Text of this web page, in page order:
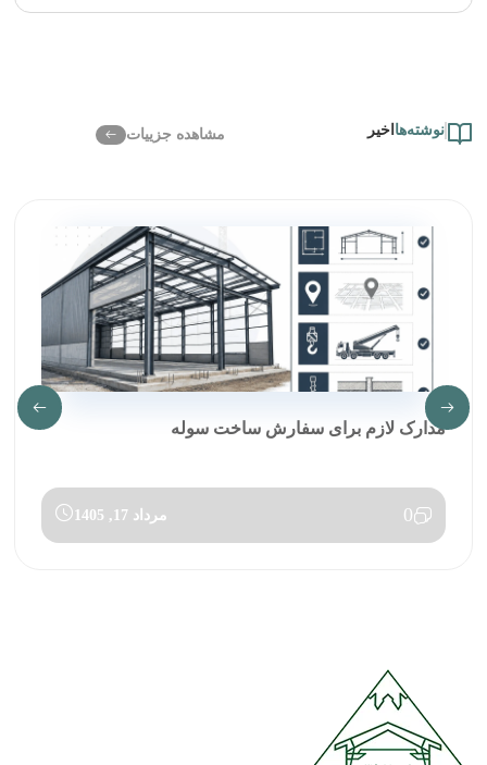
نوشته‌ها اخیر مشاهده جزییات
مدارک لازم برای سفارش ساخت سوله
0 مرداد 17, 1405